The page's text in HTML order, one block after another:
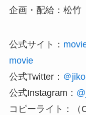
企画・配給：松竹
公式サイト：
movie
公式Twitter： ＠
公式Instagram：
コピーライト：（